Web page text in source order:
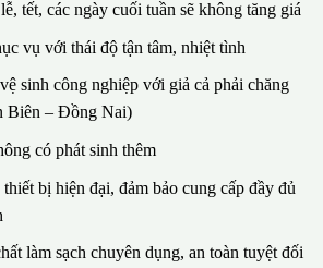
tết, các ngày cuối tuần sẽ không tăng giá
vụ với thái độ tận tâm, nhiệt tình
sinh công nghiệp với giả cả phải chăng
Biên – Đồng Nai)
có phát sinh thêm
bị hiện đại, đảm bảo cung cấp đầy đủ
làm sạch chuyên dụng, an toàn tuyệt đối